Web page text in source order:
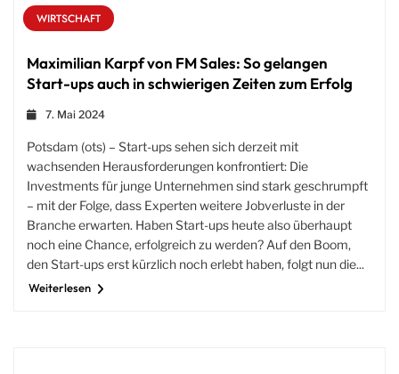
WIRTSCHAFT
Maximilian Karpf von FM Sales: So gelangen
Start-ups auch in schwierigen Zeiten zum Erfolg
7. Mai 2024
Potsdam (ots) – Start-ups sehen sich derzeit mit
wachsenden Herausforderungen konfrontiert: Die
Investments für junge Unternehmen sind stark geschrumpft
– mit der Folge, dass Experten weitere Jobverluste in der
Branche erwarten. Haben Start-ups heute also überhaupt
noch eine Chance, erfolgreich zu werden? Auf den Boom,
den Start-ups erst kürzlich noch erlebt haben, folgt nun die...
Weiterlesen